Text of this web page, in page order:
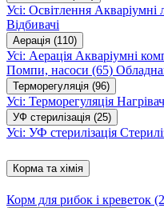
Усі: Освітлення Акваріумні
Відбивачі
Аерація (110)
Усі: Аерація Акваріумні
Помпи, насоси (65)
Терморегуляція (96)
Усі: Терморегуляція
УФ стерилізація (25)
Усі: УФ стерилізація
Корма та хімія
Корм для рибок і креветок